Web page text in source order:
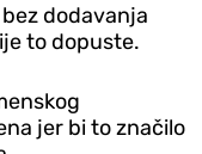
dodavanja
to dopuste.
jer bi to značilo